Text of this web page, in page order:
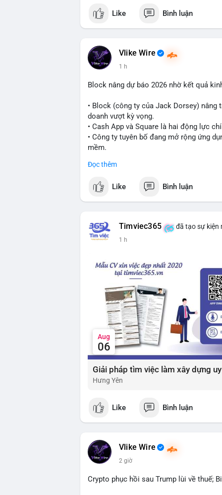
nằm ở mức trung bình so với các giao
trực tiếp lên thị trường. Với mức giá
thể bị ảnh hưởng nhẹ, nhưng không đủ
Lời khuyên cho nhà đầu tư nhỏ lẻ:
lên sàn, cần thận trọng trước nguy cơ
#7btc #chuyenvilanh
Like Bình luận
Vlike Wire
1 h
Block nâng dự báo 2026 nhờ kết quả
• Block (công ty của Jack Dorsey)
doanh vượt kỳ vọng.
• Cash App và Square là hai động lực
• Công ty tuyên bố đang mở rộng ứng
mềm.
#block #ai
$btc $eth
📰 Nguồn: Cointelegraph
Đọc thêm
Like Bình luận
Timviec365 đã tạo sự kiện
1 h
Aug
06
Hưng Yên
Like Bình luận
Vlike Wire
2 giờ
Crypto phục hồi sau Trump lùi về thuế;